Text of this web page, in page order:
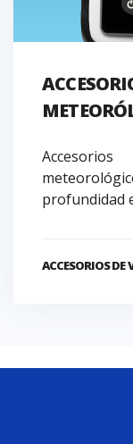
profundidad
ACCESORIOS DE